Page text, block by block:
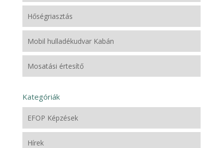
Hőségriasztás
Mobil hulladékudvar Kabán
Mosatási értesítő
Kategóriák
EFOP Képzések
Hírek